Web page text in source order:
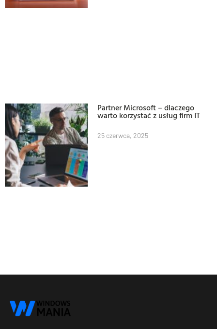
Partner Microsoft – dlaczego
warto korzystać z usług firm IT
25 czerwca, 2025